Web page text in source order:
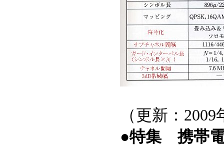
（更新：
●特集 携帯